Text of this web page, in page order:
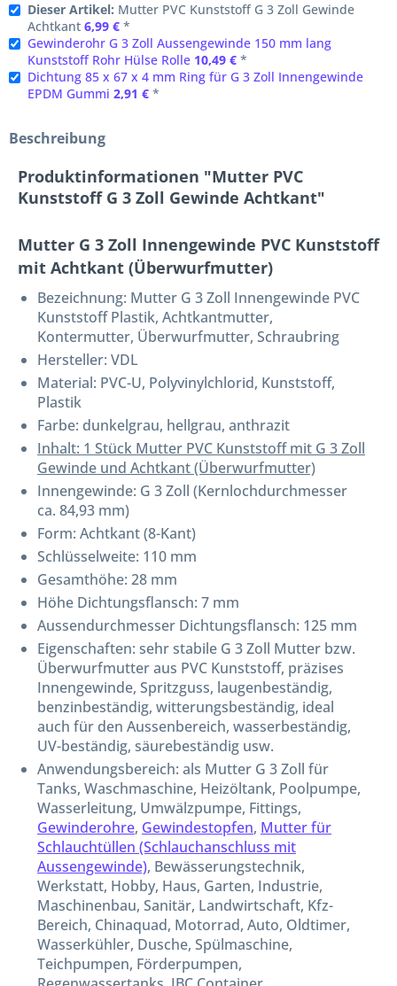
Dieser Artikel: Mutter PVC Kunststoff G 3 Zoll Gewinde
Achtkant 6,99 € *
Gewinderohr G 3 Zoll Aussengewinde 150 mm lang
Kunststoff Rohr Hülse Rolle 10,49 € *
Dichtung 85 x 67 x 4 mm Ring für G 3 Zoll Innengewinde
EPDM Gummi 2,91 € *
Beschreibung
Produktinformationen "Mutter PVC
Kunststoff G 3 Zoll Gewinde Achtkant"
Mutter G 3 Zoll Innengewinde PVC Kunststoff
mit Achtkant (Überwurfmutter)
Bezeichnung: Mutter G 3 Zoll Innengewinde PVC
Kunststoff Plastik, Achtkantmutter,
Kontermutter, Überwurfmutter, Schraubring
Hersteller: VDL
Material: PVC-U, Polyvinylchlorid, Kunststoff,
Plastik
Farbe: dunkelgrau, hellgrau, anthrazit
Inhalt: 1 Stück Mutter PVC Kunststoff mit G 3 Zoll
Gewinde und Achtkant (Überwurfmutter)
Innengewinde: G 3 Zoll (Kernlochdurchmesser
ca. 84,93 mm)
Form: Achtkant (8-Kant)
Schlüsselweite: 110 mm
Gesamthöhe: 28 mm
Höhe Dichtungsflansch: 7 mm
Aussendurchmesser Dichtungsflansch: 125 mm
Eigenschaften: sehr stabile G 3 Zoll Mutter bzw.
Überwurfmutter aus PVC Kunststoff, präzises
Innengewinde, Spritzguss, laugenbeständig,
benzinbeständig, witterungsbeständig, ideal
auch für den Aussenbereich, wasserbeständig,
UV-beständig, säurebeständig usw.
Anwendungsbereich: als Mutter G 3 Zoll für
Tanks, Waschmaschine, Heizöltank, Poolpumpe,
Wasserleitung, Umwälzpumpe, Fittings,
Gewinderohre, Gewindestopfen, Mutter für
Schlauchtüllen (Schlauchanschluss mit
Aussengewinde), Bewässerungstechnik,
Werkstatt, Hobby, Haus, Garten, Industrie,
Maschinenbau, Sanitär, Landwirtschaft, Kfz-
Bereich, Chinaquad, Motorrad, Auto, Oldtimer,
Wasserkühler, Dusche, Spülmaschine,
Teichpumpen, Förderpumpen,